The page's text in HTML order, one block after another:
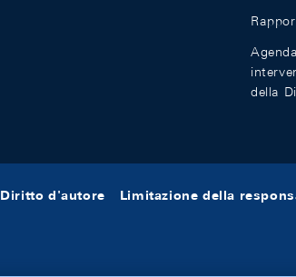
della
Diritto d'autore Limitazione della